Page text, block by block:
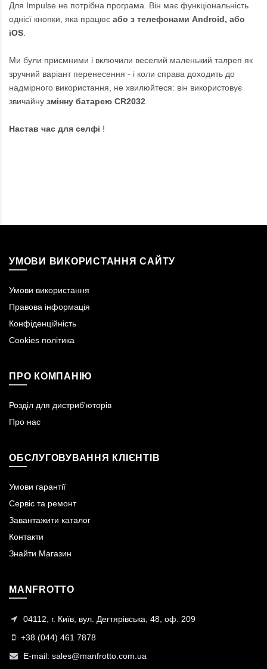
Для Impulse не потрібна програма. Він має функціональність
однієї кнопки, яка працює або з телефонами Android, або
iOS.
Ми були приємними і включили веселий маленький талреп як
зручний варіант перенесення - і коли справа доходить до
надмірного використання, не хвилюйтеся: він використовує
звичайну змінну батарею CR2032.
Настав час для селфі !
УМОВИ ВИКОРИСТАННЯ САЙТУ
Умови використання
Правова інформація
Конфіденційність
Cookies політика
ПРО КОМПАНІЮ
Розділ для дистриб'юторів
Про нас
ОБСЛУГОВУВАННЯ КЛІЄНТІВ
Умови гарантії
Сервіс та ремонт
Завантажити каталог
Контакти
Знайти Магазин
MANFROTTO
04112, г. Київ, вул. Дегтярівська, 48, оф. 209
+38 (044) 461 7878
E-mail: sales@manfrotto.com.ua